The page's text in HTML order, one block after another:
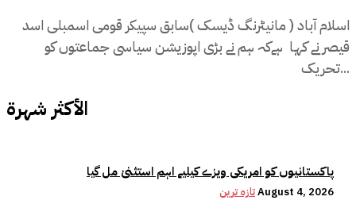
اسلام آباد ( مانیٹرنگ ڈیسک )سابق سپیکر قومی اسمبلی اسد
قیصر نے کہا ہےکہ ہم نے بڑی اپوزیشن سیاسی جماعتوں کو
تحریک...
الأكثر شهرة
پاکستانیوں کو امریکی ویزے کیلیے اہم استثنیٰ مل گیا
تازہ ترینAugust 4, 2026